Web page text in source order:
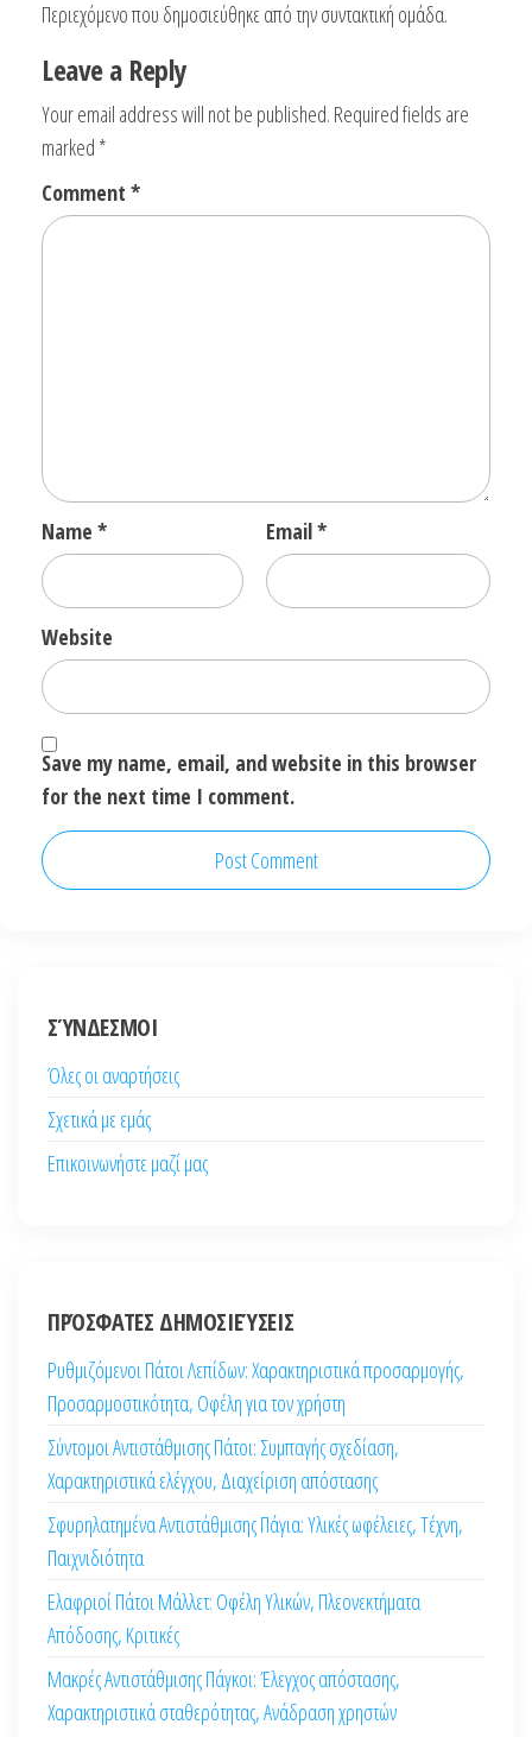
Περιεχόμενο που δημοσιεύθηκε από την συντακτική ομάδα.
Leave a Reply
Your email address will not be published. Required fields are
marked *
Comment *
Name * Email*
Website
Save my name, email, and website in this browser
for the next time I comment.
ΣΎΝΔΕΣΜΟΙ
Όλες οι αναρτήσεις
Σχετικά με εμάς
Επικοινωνήστε μαζί μας
ΠΡΌΣΦΑΤΕΣ ΔΗΜΟΣΙΕΎΣΕΙΣ
Ρυθμιζόμενοι Πάτοι Λεπίδων: Χαρακτηριστικά προσαρμογής,
Προσαρμοστικότητα, Οφέλη για τον χρήστη
Σύντομοι Αντιστάθμισης Πάτοι: Συμπαγής σχεδίαση,
Χαρακτηριστικά ελέγχου, Διαχείριση απόστασης
Σφυρηλατημένα Αντιστάθμισης Πάγια: Υλικές ωφέλειες, Τέχνη,
Παιχνιδιότητα
Ελαφριοί Πάτοι Μάλλετ: Οφέλη Υλικών, Πλεονεκτήματα
Απόδοσης, Κριτικές
Μακρές Αντιστάθμισης Πάγκοι: Έλεγχος απόστασης,
Χαρακτηριστικά σταθερότητας, Ανάδραση χρηστών